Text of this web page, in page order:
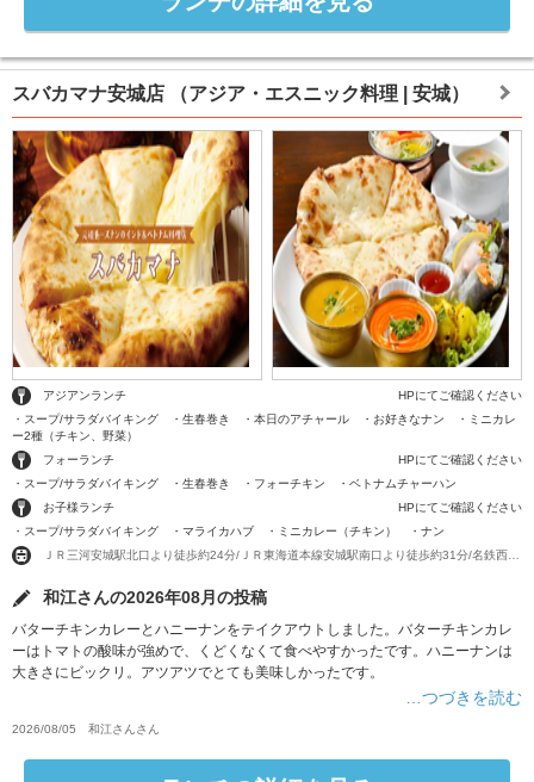
スバカマナ安城店 （アジア・エスニック料理 | 安城）
アジアンランチ
HPにてご確認ください
・スープ/サラダバイキング ・生春巻き ・本日のアチャール ・お好きなナン ・ミニカレ
ー2種（チキン、野菜）
フォーランチ
HPにてご確認ください
・スープ/サラダバイキング ・生春巻き ・フォーチキン ・ベトナムチャーハン
お子様ランチ
HPにてご確認ください
・スープ/サラダバイキング ・マライカハブ ・ミニカレー（チキン） ・ナン
和江さんの2026年08月の投稿
バターチキンカレーとハニーナンをテイクアウトしました。バターチキンカレ
ーはトマトの酸味が強めで、くどくなくて食べやすかったです。ハニーナンは
大きさにビックリ。アツアツでとても美味しかったです。
…つづきを読む
2026/08/05 和江さん さん